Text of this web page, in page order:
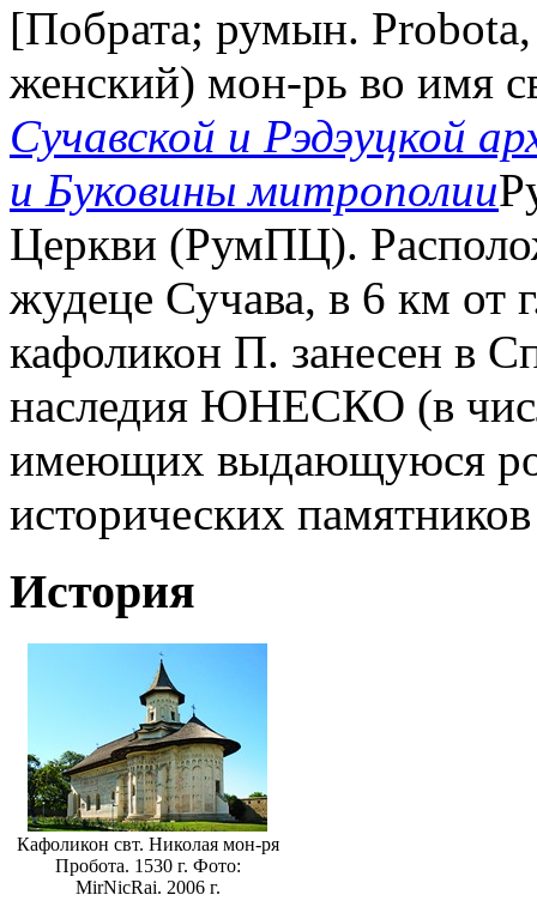
[Побрата; румын.
женский) мон-рь во имя
Сучавской и Рэдэуцкой
и Буковины митрополии
Церкви (РумПЦ).
жудеце Сучава, в 6 км от
кафоликон П. занесен в
наследия ЮНЕСКО (в
имеющих выдающуюся
исторических
История
Кафоликон свт. Николая мон-ря
Пробота. 1530 г. Фото:
MirNicRai. 2006 г.